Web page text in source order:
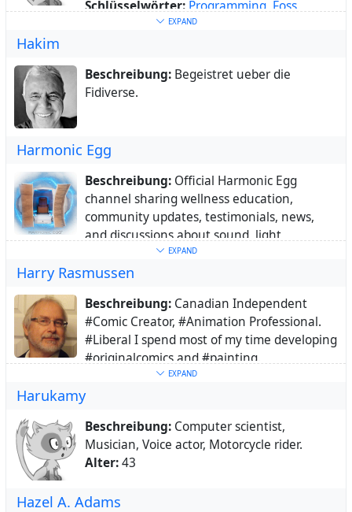
Schlüsselwörter: Programming Foss
,horror-movies
drummer I also do dungeon synth.
I enjoy black and death metal, anime,
EXPAND
Hakim
Beschreibung: Begeistret ueber die
Fidiverse.
Harmonic Egg
Beschreibung: Official Harmonic Egg
channel sharing wellness education,
community updates, testimonials, news,
and discussions about sound, light,
frequency, and holistic well-being.
Ort:Colorado,
Schlüsselwörter: Harmonic,Egg,wellness
holistic, health, sound,therapy,light,
frequency,vibrational,biohacking,
relaxation,meditation,mindfulness,energy,
complementary
Über:
EXPAND
Harry Rasmussen
Beschreibung: Canadian Independent
#Comic Creator, #Animation Professional.
#Liberal I spend most of my time developing
#originalcomics and #painting.
Webseite:
Über:linktr.ee/harryrasmussen
EXPAND
Harukamy
Beschreibung: Computer scientist,
Musician, Voice actor, Motorcycle rider.
Alter:43
Hazel A. Adams